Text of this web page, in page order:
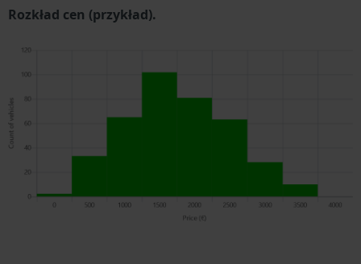
Rozkład cen (przykład).